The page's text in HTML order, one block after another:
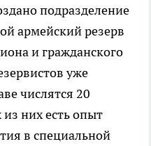
подразделение
армейский резерв
и гражданского
уже
числятся 20
них есть опыт
в специальной